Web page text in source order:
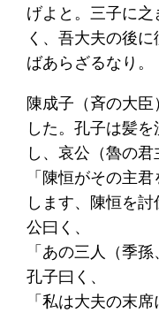
げよと。三子に
く、吾大夫の後
ばあらざるなり。
陳成子（斉の大
した。孔子は髪
し、哀公（魯の君
「陳恒がその主
します、陳恒を討
公曰く、
「あの三人（季
孔子曰く、
「私は大夫の末